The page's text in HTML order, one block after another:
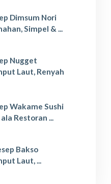
Dimsum Nori
Simpel & ...
Nugget
Laut, Renyah
Wakame Sushi
Restoran ...
Bakso
Laut, ...